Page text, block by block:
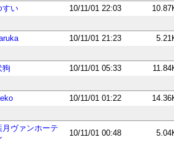
すい 10/11/01 22:03
10/11/01 21:23
狗 10/11/01 05:33
10/11/01 01:22
月ヴァンホーテ
10/11/01 00:48